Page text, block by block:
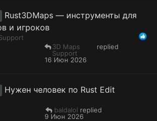
Rust3DMaps — инструменты для
и игроков
16 Июн 2026
3D Maps
Support
Нужен человек по Rust Edit
9 Июн 2026
baldalol